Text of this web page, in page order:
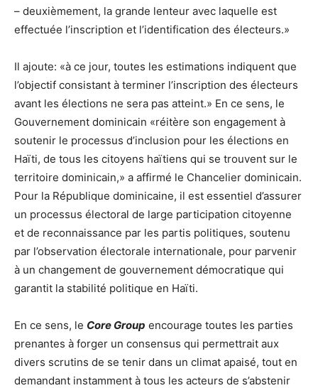
– deuxièmement, la grande lenteur avec laquelle est
effectuée l’inscription et l’identification des électeurs.»
Il ajoute: «à ce jour, toutes les estimations indiquent que
l’objectif consistant à terminer l’inscription des électeurs
avant les élections ne sera pas atteint.» En ce sens, le
Gouvernement dominicain «réitère son engagement à
soutenir le processus d’inclusion pour les élections en
Haïti, de tous les citoyens haïtiens qui se trouvent sur le
territoire dominicain,» a affirmé le Chancelier dominicain.
Pour la République dominicaine, il est essentiel d’assurer
un processus électoral de large participation citoyenne
et de reconnaissance par les partis politiques, soutenu
par l’observation électorale internationale, pour parvenir
à un changement de gouvernement démocratique qui
garantit la stabilité politique en Haïti.
En ce sens, le Core Group encourage toutes les parties
prenantes à forger un consensus qui permettrait aux
divers scrutins de se tenir dans un climat apaisé, tout en
demandant instamment à tous les acteurs de s’abstenir